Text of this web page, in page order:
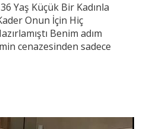
Yaş Küçük Bir Kadınla
Onun İçin Hiç
Benim adım
cenazesinden sadece